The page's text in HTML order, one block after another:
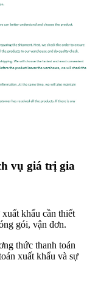
vụ giá trị gia
khẩu cần thiết
gói, vận đơn.
thức thanh toán
xuất khẩu và sự